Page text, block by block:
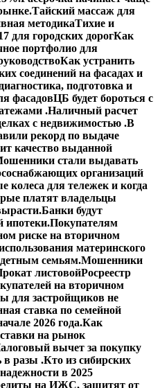
Тайский массаж для
методикаТихие и
для городских дорогКак
портфолио для
Как устранить
соединений на фасадах и
подготовка и
фасадовЦБ будет бороться с
.Наличный расчет
с недвижимостью .В
рекорд по выдаче
качество выданной
стали выдавать
организаций
колеса для тележек и когда
платят владельцы
Банки будут
ипотеки.Покупателям
риске на вторичном
материнского
семьям.Мошенники
листовойРосреестр
на вторичном
для застройщиков не
ставка по семейной
2026 года.Как
на рынок
вычет за покупку
в разы .Кто из сибирских
в 2025
на ИЖС, защитят от